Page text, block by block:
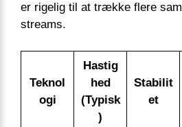
er rigelig til at trække flere
streams.
Teknol
ogi
Hastig
hed
(Typisk
)
Stabilit
et